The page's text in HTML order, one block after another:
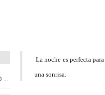
CORREO ELECTRÓNICO
La noche es perfecta
una sonrisa.